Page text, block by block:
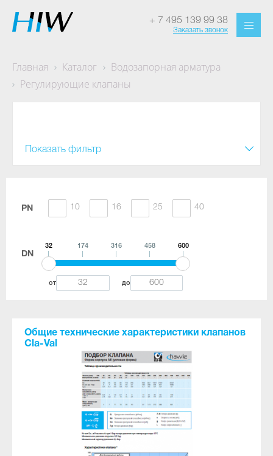
+ 7 495 139 99 38
Заказать звонок
Главная Каталог
Водозапорная арматура
Регулирующие клапаны
Показать фильтр
PN 10 16 25 40
DN
32 174 316 458 600
от до
Общие технические характеристики клапанов
Cla-Val